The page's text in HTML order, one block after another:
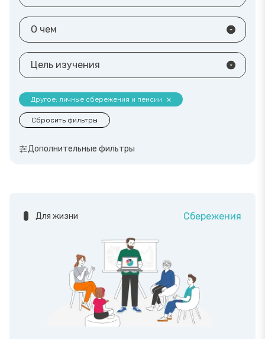
О чем
Цель изучения
Другое: личные сбережения и пенсии
Сбросить фильтры
Дополнительные фильтры
Для жизни Сбережения